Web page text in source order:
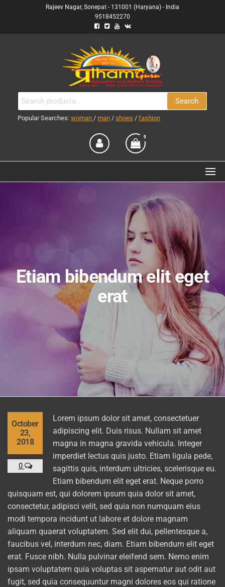
Rajeev Nagar, Sonepat - 131001 (Haryana) - India
9518452270
PRATHAM GURU
ENTERPRISES
(RUN BY PRATHAM GURU
EDUCATION AND WELFARE
SOCIETY)
Search
for:
Search
Popular Searches: woman / man / shoes / fashion
0
Etiam bibendum elit eget
erat
October
23,
2018
0
Lorem ipsum dolor sit amet, consectetuer
adipiscing elit. Duis risus. Nullam sit amet
magna in magna gravida vehicula. Integer
imperdiet lectus quis justo. Etiam ligula pede,
sagittis quis, interdum ultricies, scelerisque eu.
Etiam bibendum elit eget erat. Neque porro
quisquam est, qui dolorem ipsum quia dolor sit amet,
consectetur, adipisci velit, sed quia non numquam eius
modi tempora incidunt ut labore et dolore magnam
aliquam quaerat voluptatem. Sed elit dui, pellentesque a,
faucibus vel, interdum nec, diam. Etiam bibendum elit eget
erat. Fusce nibh. Nulla pulvinar eleifend sem. Nemo enim
ipsam voluptatem quia voluptas sit aspernatur aut odit aut
fugit, sed quia consequuntur magni dolores eos qui ratione